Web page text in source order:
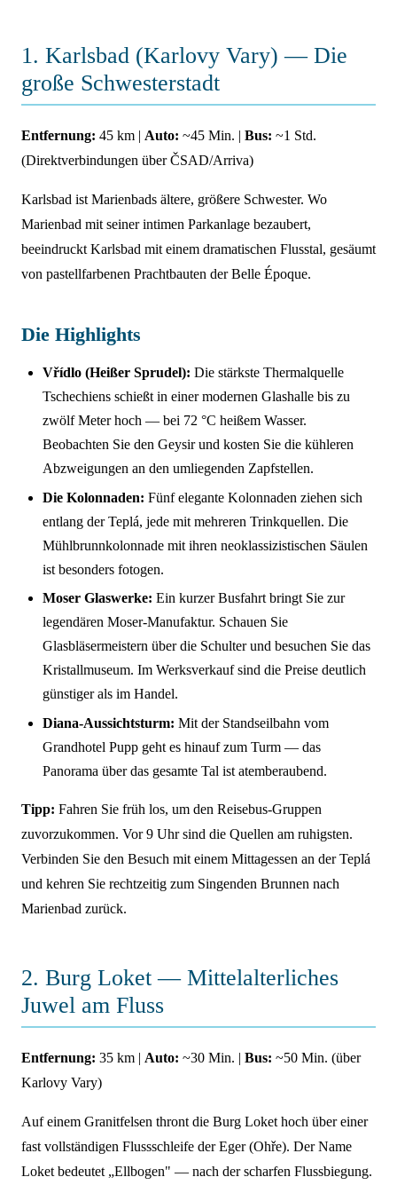
1. Karlsbad (Karlovy Vary) — Die
große Schwesterstadt
Entfernung: 45 km | Auto: ~45 Min. | Bus: ~1 Std.
(Direktverbindungen über ČSAD/Arriva)
Karlsbad ist Marienbads ältere, größere Schwester. Wo
Marienbad mit seiner intimen Parkanlage bezaubert,
beeindruckt Karlsbad mit einem dramatischen Flusstal, gesäumt
von pastellfarbenen Prachtbauten der Belle Époque.
Die Highlights
Vřídlo (Heißer Sprudel): Die stärkste Thermalquelle
Tschechiens schießt in einer modernen Glashalle bis zu
zwölf Meter hoch — bei 72 °C heißem Wasser.
Beobachten Sie den Geysir und kosten Sie die kühleren
Abzweigungen an den umliegenden Zapfstellen.
Die Kolonnaden: Fünf elegante Kolonnaden ziehen sich
entlang der Teplá, jede mit mehreren Trinkquellen. Die
Mühlbrunnkolonnade mit ihren neoklassizistischen Säulen
ist besonders fotogen.
Moser Glaswerke: Ein kurzer Busfahrt bringt Sie zur
legendären Moser-Manufaktur. Schauen Sie
Glasbläsermeistern über die Schulter und besuchen Sie das
Kristallmuseum. Im Werksverkauf sind die Preise deutlich
günstiger als im Handel.
Diana-Aussichtsturm: Mit der Standseilbahn vom
Grandhotel Pupp geht es hinauf zum Turm — das
Panorama über das gesamte Tal ist atemberaubend.
Tipp: Fahren Sie früh los, um den Reisebus-Gruppen
zuvorzukommen. Vor 9 Uhr sind die Quellen am ruhigsten.
Verbinden Sie den Besuch mit einem Mittagessen an der Teplá
und kehren Sie rechtzeitig zum Singenden Brunnen nach
Marienbad zurück.
2. Burg Loket — Mittelalterliches
Juwel am Fluss
Entfernung: 35 km | Auto: ~30 Min. | Bus: ~50 Min. (über
Karlovy Vary)
Auf einem Granitfelsen thront die Burg Loket hoch über einer
fast vollständigen Flussschleife der Eger (Ohře). Der Name
Loket bedeutet „Ellbogen" — nach der scharfen Flussbiegung.